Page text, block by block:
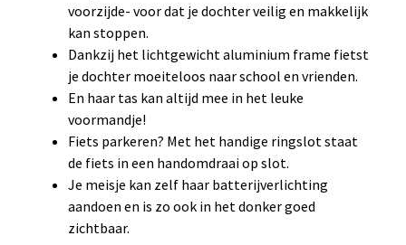
voorzijde- voor dat je dochter veilig en makkelijk
kan stoppen.
Dankzij het lichtgewicht aluminium frame fietst
je dochter moeiteloos naar school en vrienden.
En haar tas kan altijd mee in het leuke
voormandje!
Fiets parkeren? Met het handige ringslot staat
de fiets in een handomdraai op slot.
Je meisje kan zelf haar batterijverlichting
aandoen en is zo ook in het donker goed
zichtbaar.